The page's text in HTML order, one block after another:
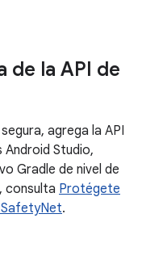
de la API de
agrega la API
Studio,
Gradle de nivel de
consulta Protégete
.